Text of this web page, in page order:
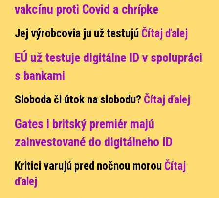
vakcínu proti Covid a chrípke
Jej výrobcovia ju už testujú Čítaj ďalej
EÚ už testuje digitálne ID v spolupráci
s bankami
Sloboda či útok na slobodu? Čítaj ďalej
Gates i britský premiér majú
zainvestované do digitálneho ID
Kritici varujú pred nočnou morou Čítaj
ďalej